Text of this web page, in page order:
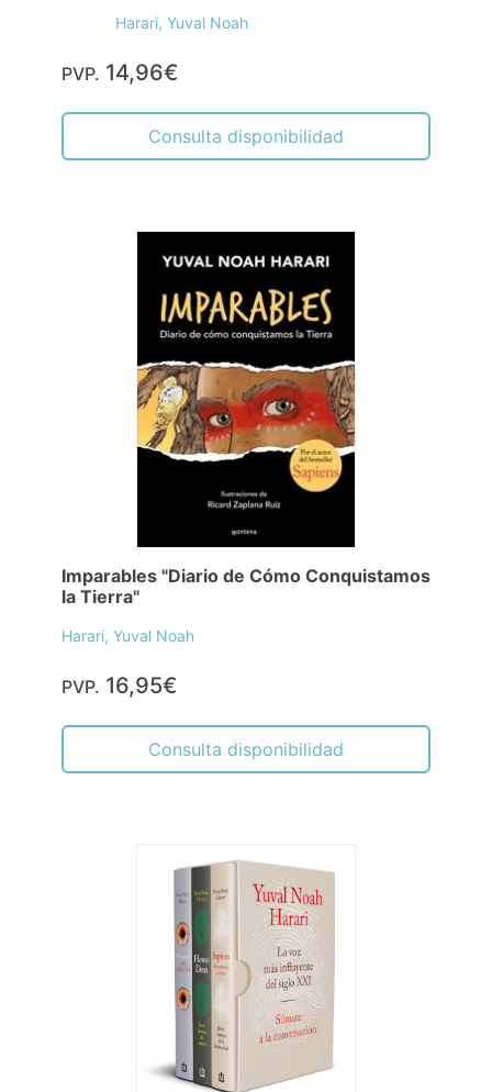
Harari, Yuval Noah
PVP. 14,96€
Consulta disponibilidad
Imparables "Diario de Cómo Conquistamos
la Tierra"
Harari, Yuval Noah
PVP. 16,95€
Consulta disponibilidad